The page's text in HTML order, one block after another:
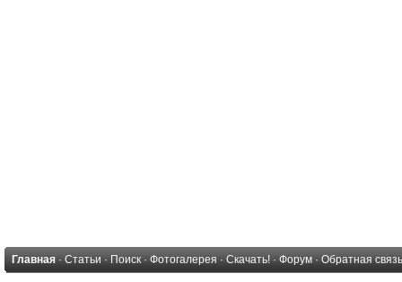
Главная · Статьи · Поиск · Фотогалерея · Скачать! · Форум · Обратная связь